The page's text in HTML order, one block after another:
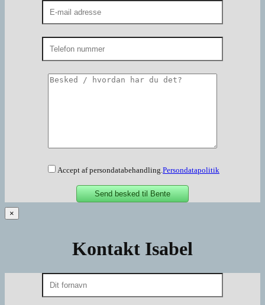
Accept af persondatabehandling.Persondatapolitik
×
Kontakt Isabel